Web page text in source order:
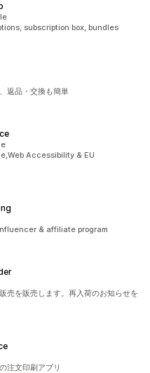
subscription box, bundles
返品・交換も簡単
Accessibility & EU
& affiliate program
売を販売します。再入荷のお知らせを
注文印刷アプリ